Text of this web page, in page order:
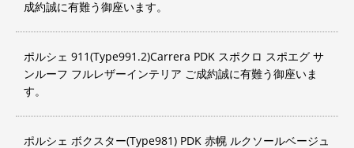
成約誠に有難う御座います。
ポルシェ 911(Type991.2)Carrera PDK スポクロ スポエグ サ
ンルーフ フルレザーインテリア ご成約誠に有難う御座いま
す。
ポルシェ ボクスター(Type981) PDK 赤幌 ルクソールベージュ